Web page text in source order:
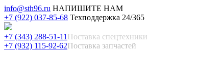
info@sth96.ru НАПИШИТЕ НАМ
+7 (922) 037-85-68 Техподдержка 24/365
+7 (343) 288-51-11 Поставка спецтехники
+7 (932) 115-92-62Поставка запчастей